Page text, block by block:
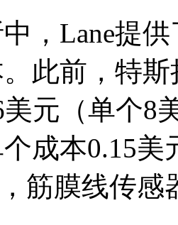
，Lane提
此前，特
元（单个8
成本0.15
筋膜线传